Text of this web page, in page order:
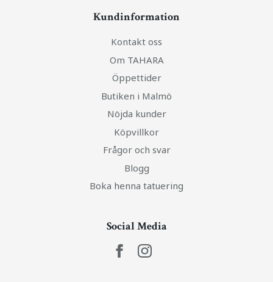
Kundinformation
Kontakt oss
Om TAHARA
Öppettider
Butiken i Malmö
Nöjda kunder
Köpvillkor
Frågor och svar
Blogg
Boka henna tatuering
Social Media